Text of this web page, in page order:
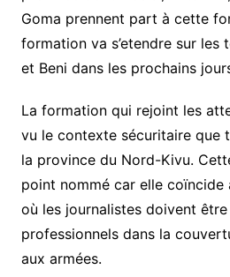
Goma prennent part à cette
formation va s’etendre sur les
et Beni dans les prochains
La formation qui rejoint les
vu le contexte sécuritaire que
la province du Nord-Kivu.
point nommé car elle coïncide
où les journalistes doivent
professionnels dans la
aux armées.